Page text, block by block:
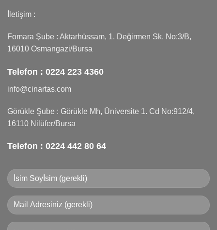
İletişim :
Fomara Şube : Aktarhüssam, 1. Değirmen Sk. No:3/B,
16010 Osmangazi/Bursa
Telefon : 0224 223 4360
info@cinartas.com
Görükle Şube : Görükle Mh, Üniversite 1. Cd No:912/4,
16110 Nilüfer/Bursa
Telefon : 0224 442 80 64